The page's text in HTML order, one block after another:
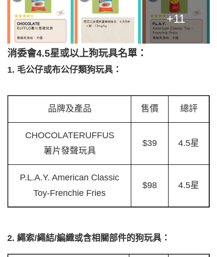
+11
消委會4.5星或以上狗玩具名單：
1. 毛公仔或布公仔類狗玩具：
品牌及產品 售價 總評
CHOCOLATERUFFUS
薯片發聲玩具
$39 4.5星
P.L.A.Y. American Classic
Toy-Frenchie Fries
$98 4.5星
2. 繩索/繩結/編織或含相關部件的狗玩具：